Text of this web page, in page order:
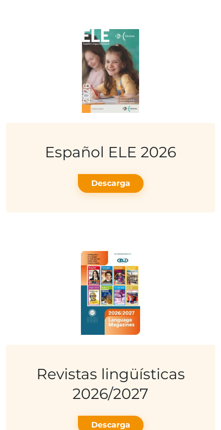
Español ELE 2026
Descarga
Revistas lingüísticas
2026/2027
Descarga